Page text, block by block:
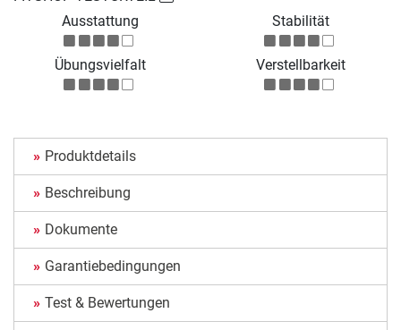
Ausstattung
Stabilität
Übungsvielfalt Verstellbarkeit
Produktdetails
Beschreibung
Dokumente
Garantiebedingungen
Test & Bewertungen